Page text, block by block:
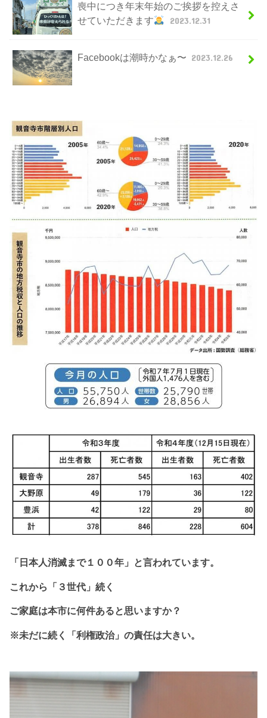
喪中につき年末年始のご挨拶を控えさ
せていただきます
2023.12.31
Facebookは潮時かなぁ〜 2023.12.26
「日本人消滅まで１ ００年」と言われています。
これから 「３世代」続く
ご家庭は本市に何件あると思いますか？
※未だに続く「利権政治」の責任は大きい。